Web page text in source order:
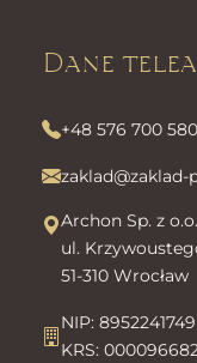
Dane
+48 576 700 580
Archon Sp. z o.o.
ul.
51-310 Wrocław
NIP: 8952241749
KRS: